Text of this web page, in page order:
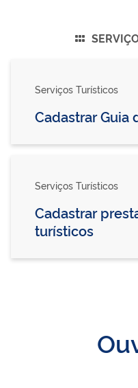
Serviços Turísticos
Cadastrar Guia
Serviços Turísticos
Cadastrar
turísticos